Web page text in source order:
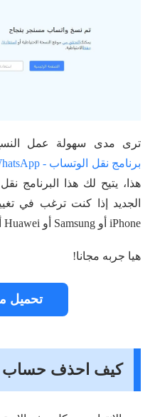
ترى مدى سهولة عمل النسخ
برنامج نقل الوتساب - iTransor for WhatsApp
هذا، يتيح لك هذا البرنامج
الجديد إذا كنت ترغب في
iPhone أو Samsung أو Huawei أو OPPO أو Xiaomi وما إلى ذلك.
هيا جربه مجانا!
تحميل
كيف احذف حساب